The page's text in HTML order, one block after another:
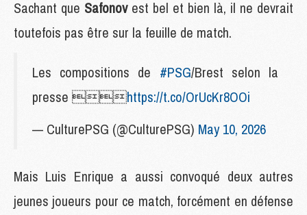
Sachant que Safonov est bel et bien là, il ne devrait
toutefois pas être sur la feuille de match.
Les compositions de #PSG/Brest selon la
presse https://t.co/OrUcKr8OOi
— CulturePSG (@CulturePSG) May 10, 2026
Mais Luis Enrique a aussi convoqué deux autres
jeunes joueurs pour ce match, forcément en défense